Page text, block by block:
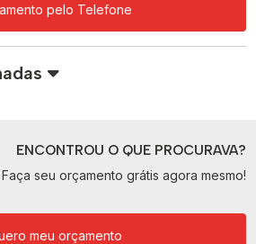
pelo Telefone
ENCONTROU O QUE PROCURAVA?
Faça seu orçamento grátis agora mesmo!
meu orçamento